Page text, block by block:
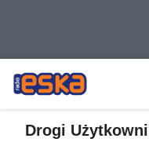
Drogi